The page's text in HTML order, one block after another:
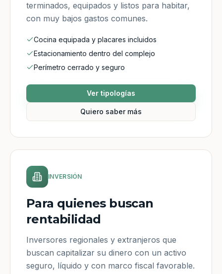
terminados, equipados y listos para habitar,
con muy bajos gastos comunes.
Cocina equipada y placares incluidos
Estacionamiento dentro del complejo
Perímetro cerrado y seguro
Ver tipologías
Quiero saber más
INVERSIÓN
Para quienes buscan
rentabilidad
Inversores regionales y extranjeros que
buscan capitalizar su dinero con un activo
seguro, líquido y con marco fiscal favorable.